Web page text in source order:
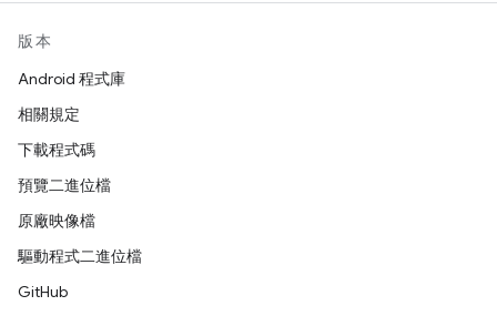
版本
Android 程式庫
相關規定
下載程式碼
預覽二進位檔
原廠映像檔
驅動程式二進位檔
GitHub